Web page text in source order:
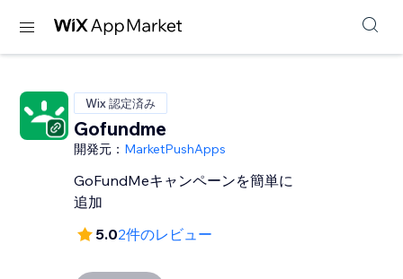
Wix 認定済み
Gofundme
開発元： MarketPushApps
GoFundMeキャンペーンを簡単に
追加
5.02件のレビュー